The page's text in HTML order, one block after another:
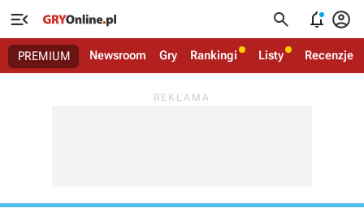
   
PREMIUM Newsroom Gry Rankingi Listy Recenzje